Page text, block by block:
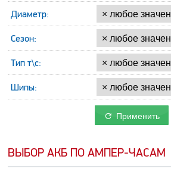
Диаметр:
Сезон:
Тип т\с:
Шипы:
Применить
ВЫБОР АКБ ПО АМПЕР-ЧАСАМ